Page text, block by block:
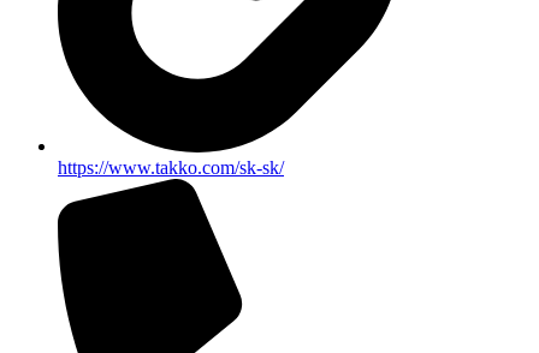
https://www.takko.com/sk-sk/